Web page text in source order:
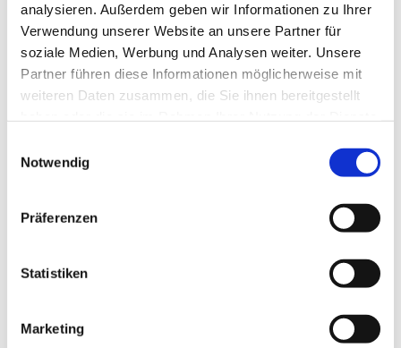
analysieren. Außerdem geben wir Informationen zu Ihrer
Verwendung unserer Website an unsere Partner für
soziale Medien, Werbung und Analysen weiter. Unsere
Partner führen diese Informationen möglicherweise mit
weiteren Daten zusammen, die Sie ihnen bereitgestellt
Notwendig
Präferenzen
Statistiken
Marketing